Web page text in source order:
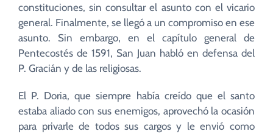
constituciones, sin consultar el asunto con el vicario
general. Finalmente, se llegó a un compromiso en ese
asunto. Sin embargo, en el capítulo general de
Pentecostés de 1591, San Juan habló en defensa del
P. Gracián y de las religiosas.
El P. Doria, que siempre había creído que el santo
estaba aliado con sus enemigos, aprovechó la ocasión
para privarle de todos sus cargos y le envió como